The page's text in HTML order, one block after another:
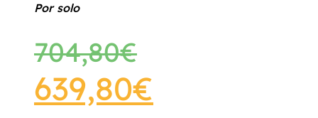
Por solo
704,80€
639,80€